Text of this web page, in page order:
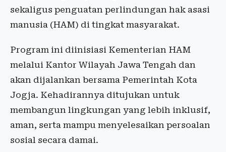
sekaligus penguatan perlindungan hak asasi
manusia (HAM) di tingkat masyarakat.
Program ini diinisiasi Kementerian HAM
melalui Kantor Wilayah Jawa Tengah dan
akan dijalankan bersama Pemerintah Kota
Jogja. Kehadirannya ditujukan untuk
membangun lingkungan yang lebih inklusif,
aman, serta mampu menyelesaikan persoalan
sosial secara damai.